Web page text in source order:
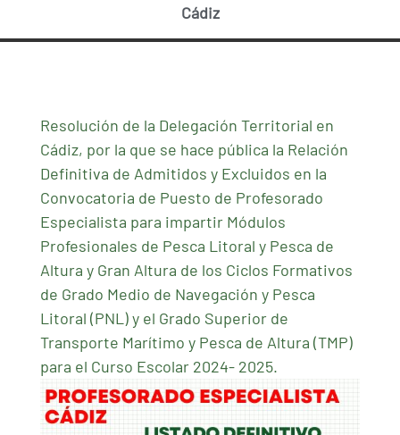
Cádiz
Resolución de la Delegación Territorial en
Cádiz, por la que se hace pública la Relación
Definitiva de Admitidos y Excluidos en la
Convocatoria de Puesto de Profesorado
Especialista para impartir Módulos
Profesionales de Pesca Litoral y Pesca de
Altura y Gran Altura de los Ciclos Formativos
de Grado Medio de Navegación y Pesca
Litoral (PNL) y el Grado Superior de
Transporte Marítimo y Pesca de Altura (TMP)
para el Curso Escolar 2024- 2025.